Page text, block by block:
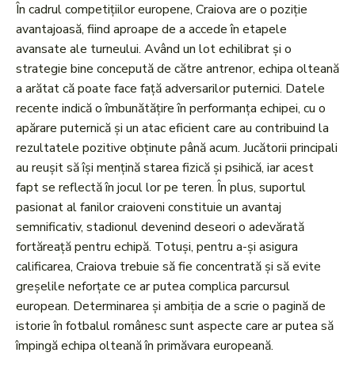
În cadrul competițiilor europene, Craiova are o poziție
avantajoasă, fiind aproape de a accede în etapele
avansate ale turneului. Având un lot echilibrat și o
strategie bine concepută de către antrenor, echipa olteană
a arătat că poate face față adversarilor puternici. Datele
recente indică o îmbunătățire în performanța echipei, cu o
apărare puternică și un atac eficient care au contribuind la
rezultatele pozitive obținute până acum. Jucătorii principali
au reușit să își mențină starea fizică și psihică, iar acest
fapt se reflectă în jocul lor pe teren. În plus, suportul
pasionat al fanilor craioveni constituie un avantaj
semnificativ, stadionul devenind deseori o adevărată
fortăreață pentru echipă. Totuși, pentru a-și asigura
calificarea, Craiova trebuie să fie concentrată și să evite
greșelile neforțate ce ar putea complica parcursul
european. Determinarea și ambiția de a scrie o pagină de
istorie în fotbalul românesc sunt aspecte care ar putea să
împingă echipa olteană în primăvara europeană.